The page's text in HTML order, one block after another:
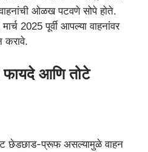
ओळख पटवणे सोपे होते.
2025 पूर्वी आपल्या वाहनांवर
करावे.
आणि तोटे
छेडछाड-प्रूफ असल्यामुळे वाहन